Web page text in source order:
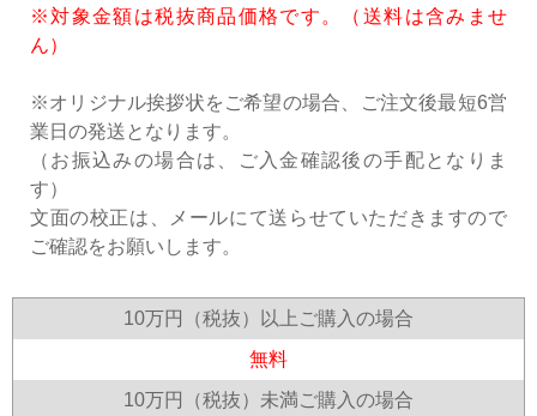
※対象金額は税抜商品価格です。（送料は含みませ
ん）
※オリジナル挨拶状をご希望の場合、ご注文後最短6営
業日の発送となります。
（お振込みの場合は、ご入金確認後の手配となりま
す）
文面の校正は、メールにて送らせていただきますので
ご確認をお願いします。
10万円（税抜）以上ご購入の場合
無料
10万円（税抜）未満ご購入の場合